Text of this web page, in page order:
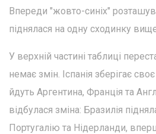
Впереди "жовто-синіх"
піднялася на одну сходинку
У верхній частині таблиці
немає змін. Іспанія зберігає
йдуть Аргентина, Франція та
відбулася зміна: Бразилія
Португалію та Нідерланди,